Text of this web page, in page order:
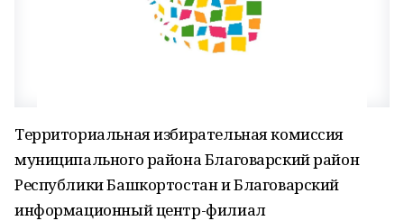
Территориальная избирательная комиссия
муниципального района Благоварский район
Республики Башкортостан и Благоварский
информационный центр-филиал